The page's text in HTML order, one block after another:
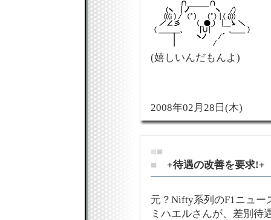
(嬉しいんだもんよ)
2008年02月28日(木)
■■
■
+待遇の改善を要求!+
元？Nifty系列のF1ニュー
ミハエルさんが、差別待